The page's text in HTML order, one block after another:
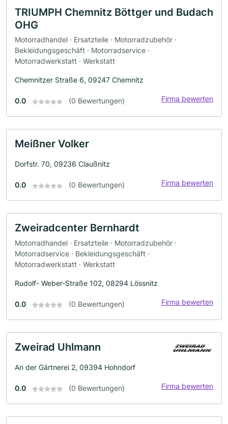
TRIUMPH Chemnitz Böttger und Budach
OHG
Motorradhandel · Ersatzteile · Motorradzubehör ·
Bekleidungsgeschäft · Motorradservice ·
Motorradwerkstatt · Werkstatt
Chemnitzer Straße 6, 09247 Chemnitz
0.0 (0 Bewertungen) Firma bewerten
Meißner Volker
Dorfstr. 70, 09236 Claußnitz
0.0 (0 Bewertungen) Firma bewerten
Zweiradcenter Bernhardt
Motorradhandel · Ersatzteile · Motorradzubehör ·
Motorradservice · Bekleidungsgeschäft ·
Motorradwerkstatt · Werkstatt
Rudolf- Weber-Straße 102, 08294 Lössnitz
0.0 (0 Bewertungen) Firma bewerten
Zweirad Uhlmann
An der Gärtnerei 2, 09394 Hohndorf
0.0 (0 Bewertungen) Firma bewerten